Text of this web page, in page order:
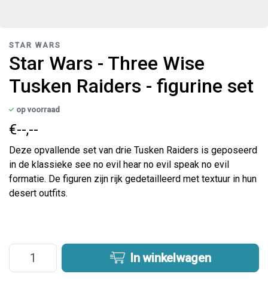
STAR WARS
Star Wars - Three Wise
Tusken Raiders - figurine set
op voorraad
€--,--
Deze opvallende set van drie Tusken Raiders is geposeerd
in de klassieke see no evil hear no evil speak no evil
formatie. De figuren zijn rijk gedetailleerd met textuur in hun
desert outfits.
In winkelwagen